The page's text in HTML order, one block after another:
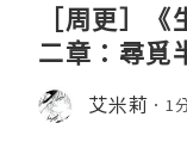
［周更］
二章：尋覓
艾米莉 1